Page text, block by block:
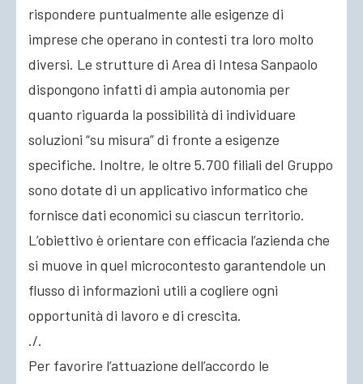
rispondere puntualmente alle esigenze di
imprese che operano in contesti tra loro molto
diversi. Le strutture di Area di Intesa Sanpaolo
dispongono infatti di ampia autonomia per
quanto riguarda la possibilità di individuare
soluzioni “su misura” di fronte a esigenze
specifiche. Inoltre, le oltre 5.700 filiali del Gruppo
sono dotate di un applicativo informatico che
fornisce dati economici su ciascun territorio.
L’obiettivo è orientare con efficacia l’azienda che
si muove in quel microcontesto garantendole un
flusso di informazioni utili a cogliere ogni
opportunità di lavoro e di crescita.
./.
Per favorire l’attuazione dell’accordo le